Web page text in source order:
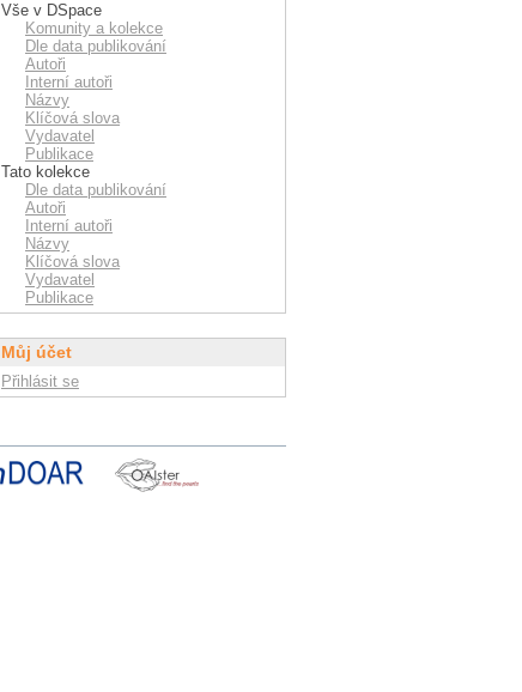
Vše v DSpace
Komunity a kolekce
Dle data publikování
Autoři
Interní autoři
Názvy
Klíčová slova
Vydavatel
Publikace
Tato kolekce
Dle data publikování
Autoři
Interní autoři
Názvy
Klíčová slova
Vydavatel
Publikace
Můj účet
Přihlásit se